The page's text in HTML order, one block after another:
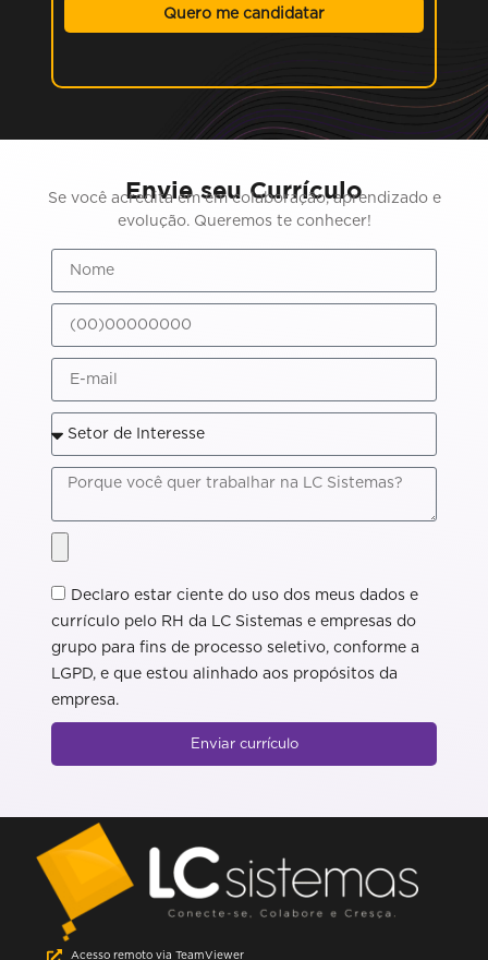
Quero me candidatar
Envie seu Currículo
Se você acredita em em colaboração, aprendizado e
evolução. Queremos te conhecer!
Declaro estar ciente do uso dos meus dados e
currículo pelo RH da LC Sistemas e empresas do
grupo para fins de processo seletivo, conforme a
LGPD, e que estou alinhado aos propósitos da
empresa.
Enviar currículo
Acesso remoto via TeamViewer